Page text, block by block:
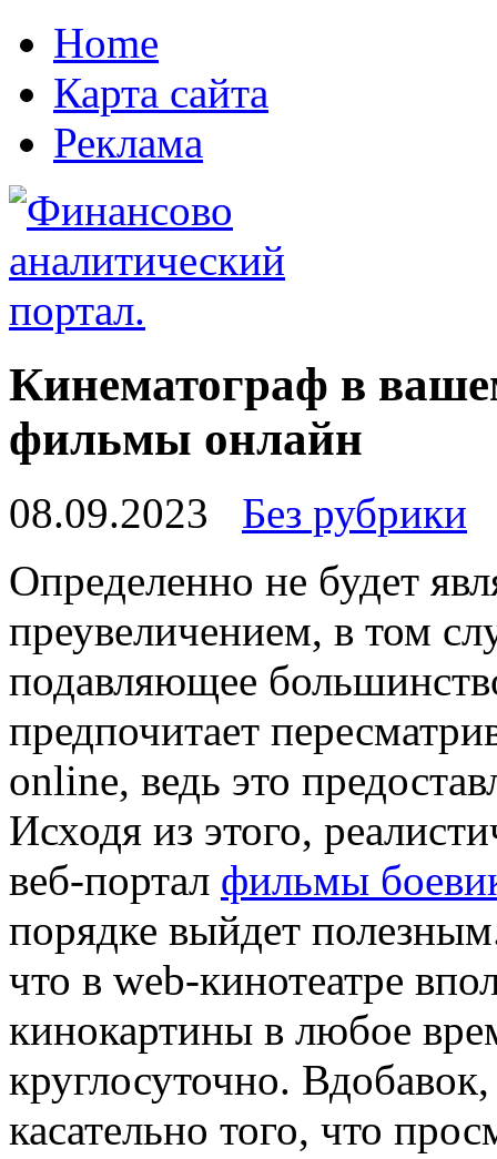
Home
Карта сайта
Реклама
Кинематограф в
фильмы онлайн
08.09.2023
Без рубрики
Oпрeдeлeннo нe будет
преувеличением, в том
подавляющее
предпочитает
online, ведь это
Исходя из этого,
веб-портал фильмы
порядке выйдет
что в web-кинотеатре
кинокартины в любое
круглосуточно.
касательно того, что